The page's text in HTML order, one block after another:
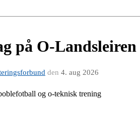
på O-Landsleiren
den 4. aug 2026
og o-teknisk trening